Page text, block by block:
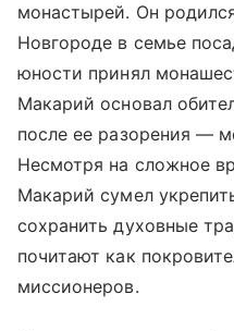
монастырей. Он
Новгороде в семье
юности принял
Макарий основал
после ее разорения —
Несмотря на сложное
Макарий сумел
сохранить духовные
почитают как
миссионеров.